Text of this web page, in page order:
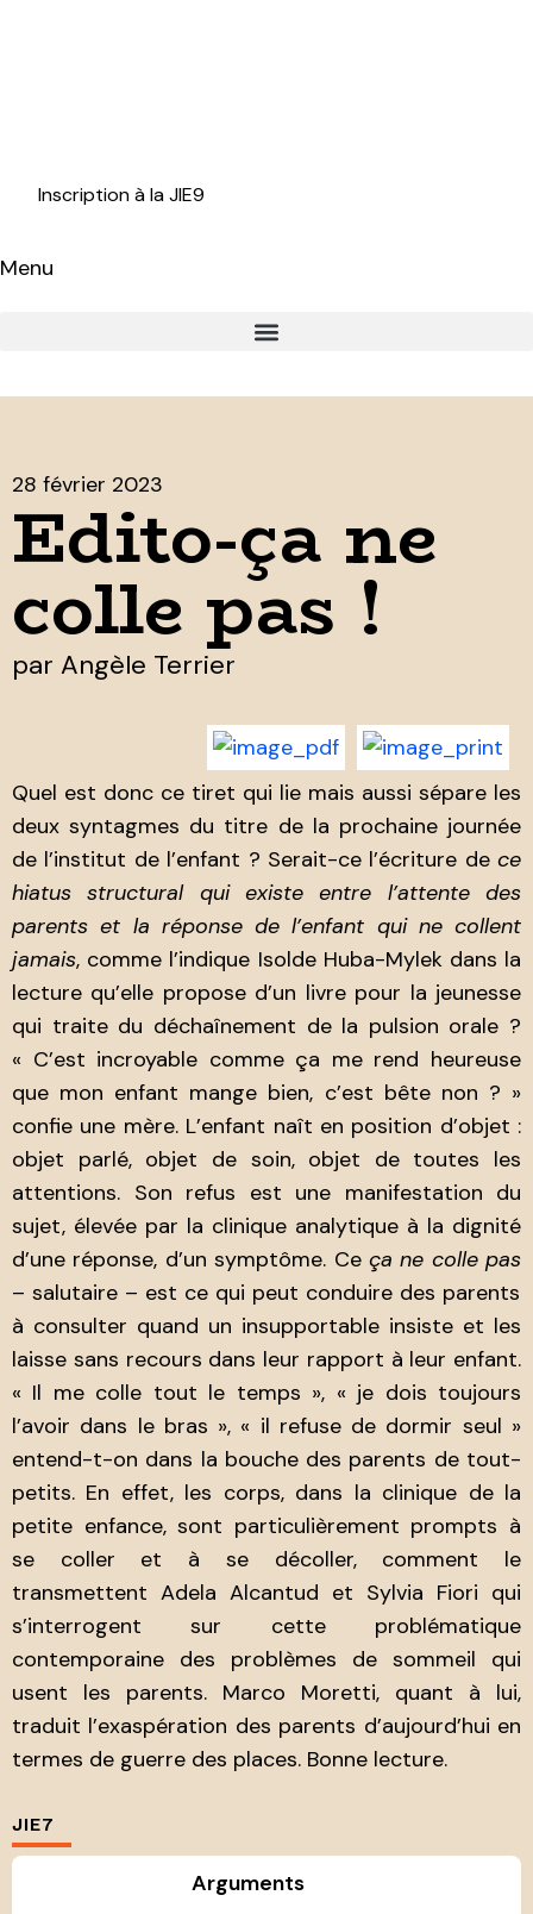
Inscription à la JIE9
Menu
28 février 2023
Edito-ça ne
colle pas !
par Angèle Terrier
Quel est donc ce tiret qui lie mais aussi sépare les
deux syntagmes du titre de la prochaine journée
de l’institut de l’enfant ? Serait-ce l’écriture de ce
hiatus structural qui existe entre l’attente des
parents et la réponse de l’enfant qui ne collent
jamais, comme l’indique Isolde Huba-Mylek dans la
lecture qu’elle propose d’un livre pour la jeunesse
qui traite du déchaînement de la pulsion orale ?
« C’est incroyable comme ça me rend heureuse
que mon enfant mange bien, c’est bête non ? »
confie une mère. L’enfant naît en position d’objet :
objet parlé, objet de soin, objet de toutes les
attentions. Son refus est une manifestation du
sujet, élevée par la clinique analytique à la dignité
d’une réponse, d’un symptôme. Ce ça ne colle pas
– salutaire – est ce qui peut conduire des parents
à consulter quand un insupportable insiste et les
laisse sans recours dans leur rapport à leur enfant.
« Il me colle tout le temps », « je dois toujours
l’avoir dans le bras », « il refuse de dormir seul »
entend-t-on dans la bouche des parents de tout-
petits. En effet, les corps, dans la clinique de la
petite enfance, sont particulièrement prompts à
se coller et à se décoller, comment le
transmettent Adela Alcantud et Sylvia Fiori qui
s’interrogent sur cette problématique
contemporaine des problèmes de sommeil qui
usent les parents. Marco Moretti, quant à lui,
traduit l’exaspération des parents d’aujourd’hui en
termes de guerre des places. Bonne lecture.
JIE7
Arguments